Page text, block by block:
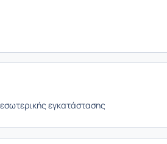
εγκατάστασης